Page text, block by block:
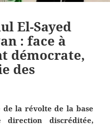
El-Sayed
: face à
démocrate,
des
la révolte de la base
direction discréditée,